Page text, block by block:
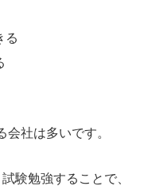
る
社は多いです。
験勉強することで、